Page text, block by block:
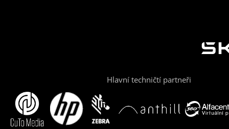
Hlavní techničtí partneři